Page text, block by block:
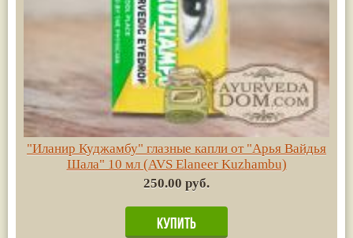
"Иланир Куджамбу" глазные капли от "Арья Вайдья
Шала" 10 мл (AVS Elaneer Kuzhambu)
250.00 руб.